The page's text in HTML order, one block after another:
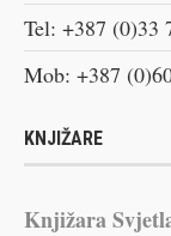
Tel: +387 (0)33
Mob: +387
KNJIŽARE
Knjižara